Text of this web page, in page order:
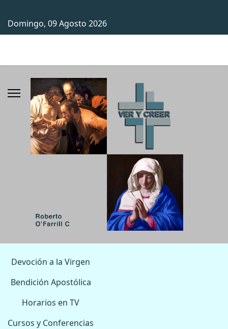
Domingo, 09 Agosto 2026
Devoción a la Virgen
Bendición Apostólica
Horarios en TV
Cursos y Conferencias